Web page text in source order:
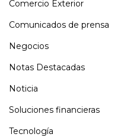
Comercio Exterior
Comunicados de prensa
Negocios
Notas Destacadas
Noticia
Soluciones financieras
Tecnología